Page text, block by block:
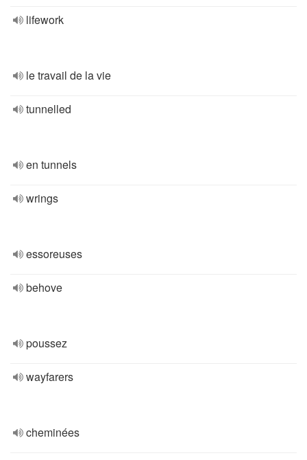
lifework
le travail de la vie
tunnelled
en tunnels
wrings
essoreuses
behove
poussez
wayfarers
cheminées